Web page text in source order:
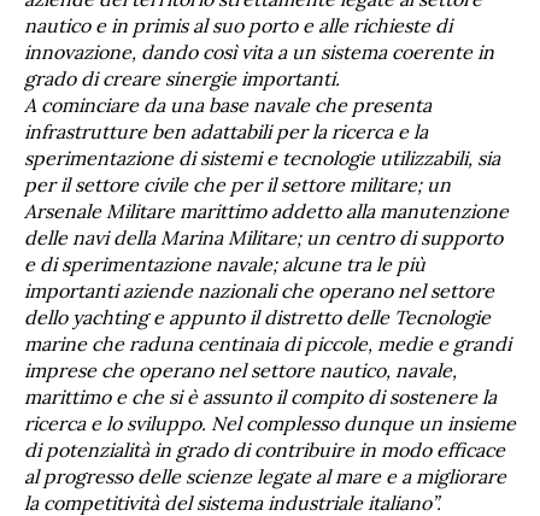
nautico e in primis al suo porto e alle richieste di
innovazione, dando così vita a un sistema coerente in
grado di creare sinergie importanti.
A cominciare da una base navale che presenta
infrastrutture ben adattabili per la ricerca e la
sperimentazione di sistemi e tecnologie utilizzabili, sia
per il settore civile che per il settore militare; un
Arsenale Militare marittimo addetto alla manutenzione
delle navi della Marina Militare; un centro di supporto
e di sperimentazione navale; alcune tra le più
importanti aziende nazionali che operano nel settore
dello yachting e appunto il distretto delle Tecnologie
marine che raduna centinaia di piccole, medie e grandi
imprese che operano nel settore nautico, navale,
marittimo e che si è assunto il compito di sostenere la
ricerca e lo sviluppo. Nel complesso dunque un insieme
di potenzialità in grado di contribuire in modo efficace
al progresso delle scienze legate al mare e a migliorare
la competitività del sistema industriale italiano”.